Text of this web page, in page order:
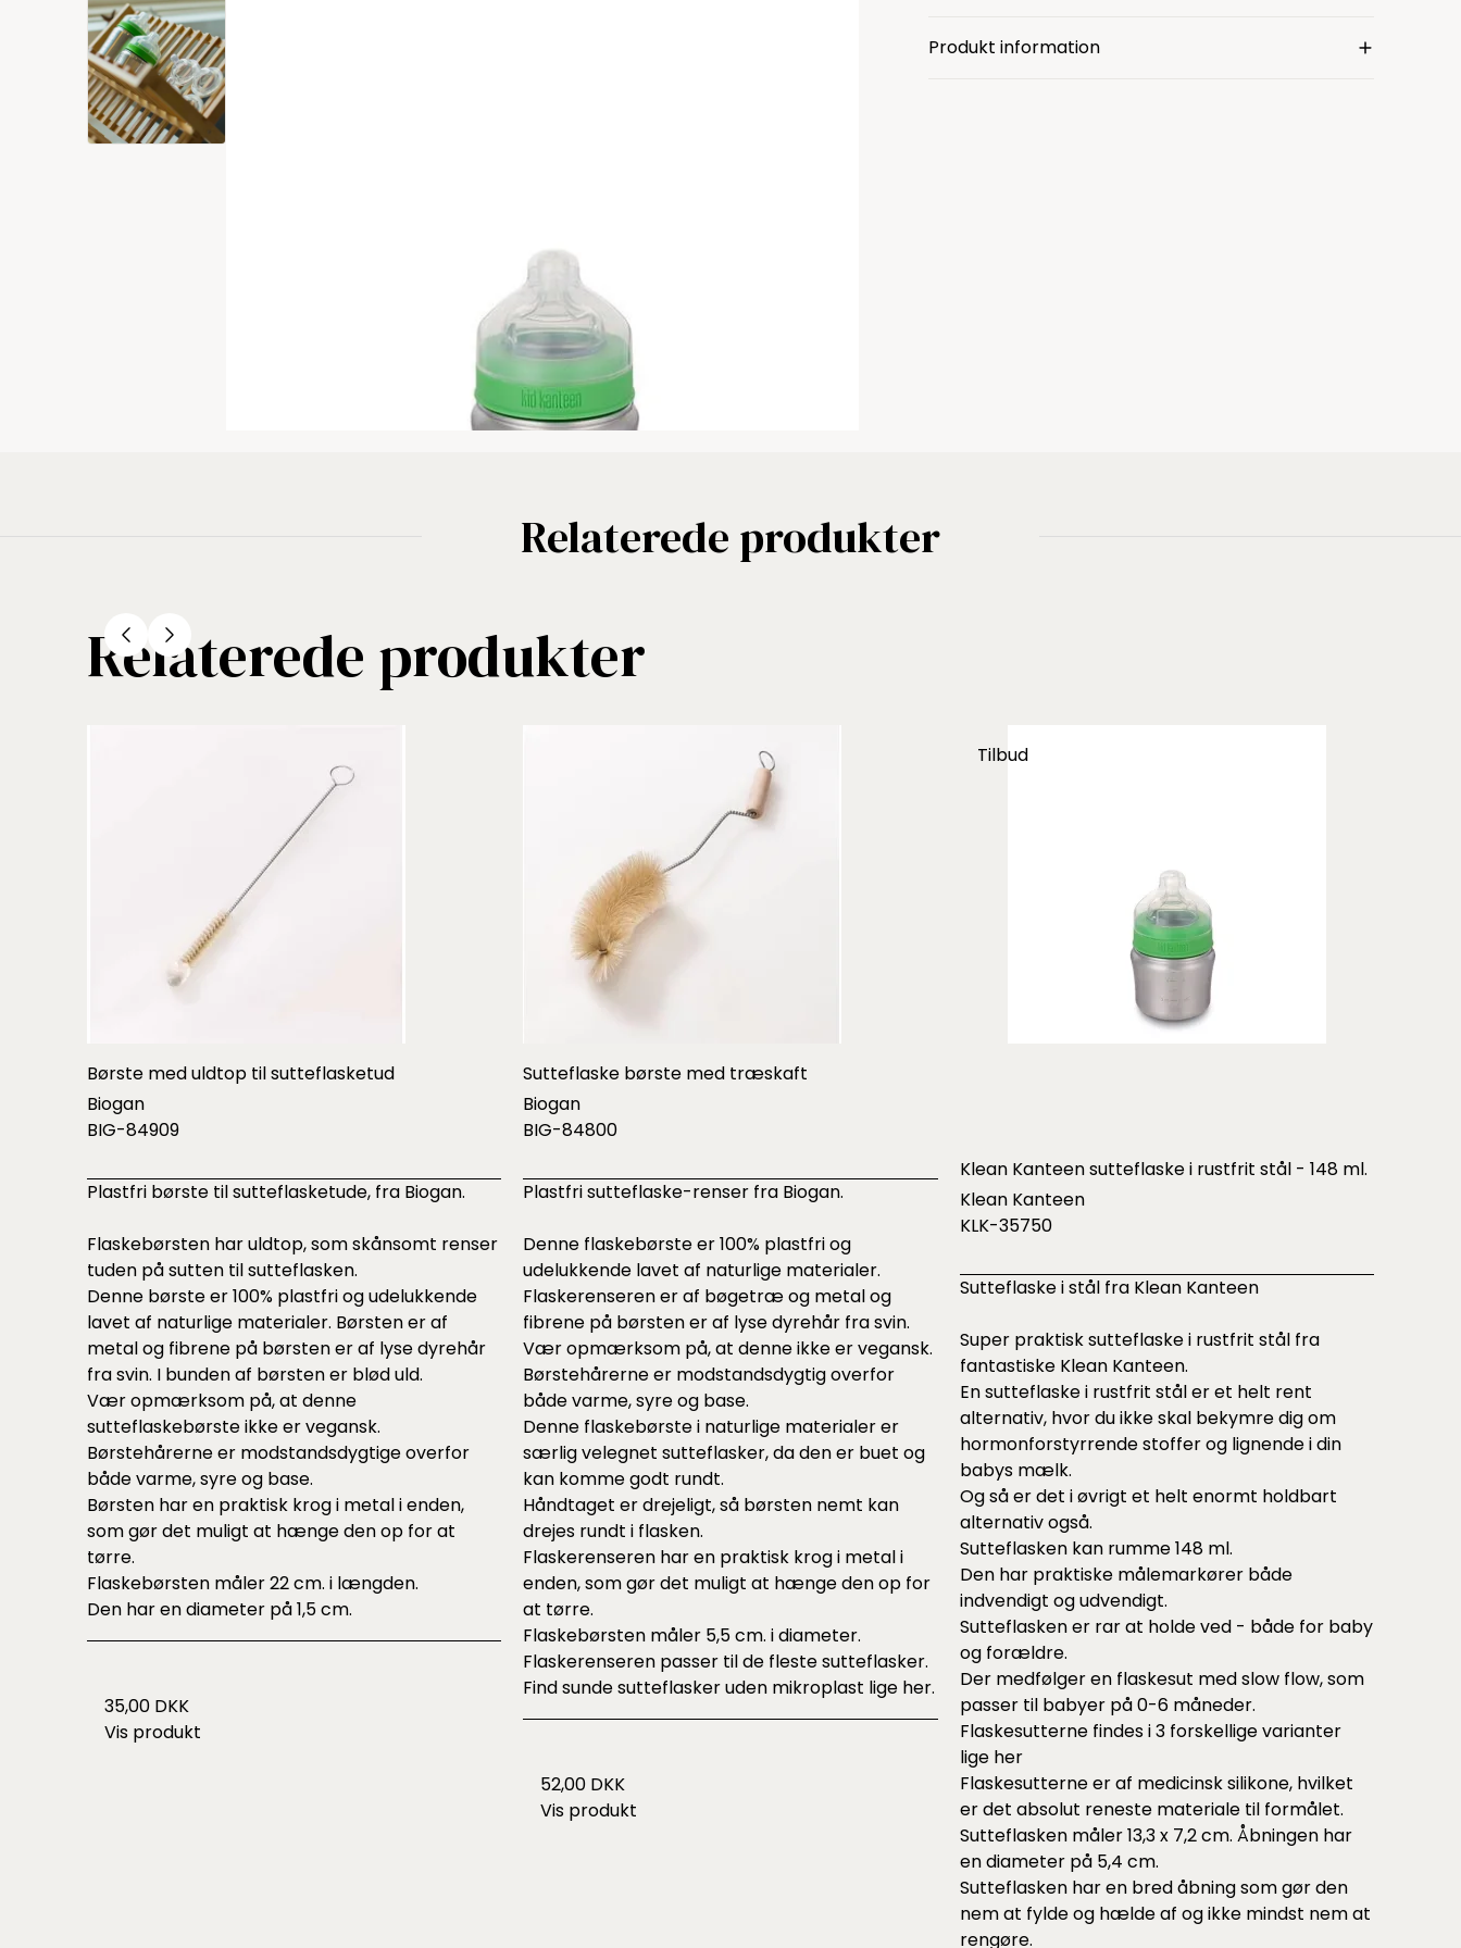
Produkt information
Relaterede produkter
Relaterede produkter
Børste med uldtop til sutteflasketud
Biogan
BIG-84909
Plastfri børste til sutteflasketude, fra Biogan.
Flaskebørsten har uldtop, som skånsomt renser
tuden på sutten til sutteflasken.
Denne børste er 100% plastfri og udelukkende
lavet af naturlige materialer. Børsten er af
metal og fibrene på børsten er af lyse dyrehår
fra svin. I bunden af børsten er blød uld.
Vær opmærksom på, at denne
sutteflaskebørste ikke er vegansk.
Børstehårerne er modstandsdygtige overfor
både varme, syre og base.
Børsten har en praktisk krog i metal i enden,
som gør det muligt at hænge den op for at
tørre.
Flaskebørsten måler 22 cm. i længden.
Den har en diameter på 1,5 cm.
35,00 DKK
Vis produkt
Sutteflaske børste med træskaft
Biogan
BIG-84800
Plastfri sutteflaske-renser fra Biogan.
Denne flaskebørste er 100% plastfri og
udelukkende lavet af naturlige materialer.
Flaskerenseren er af bøgetræ og metal og
fibrene på børsten er af lyse dyrehår fra svin.
Vær opmærksom på, at denne ikke er vegansk.
Børstehårerne er modstandsdygtig overfor
både varme, syre og base.
Denne flaskebørste i naturlige materialer er
særlig velegnet sutteflasker, da den er buet og
kan komme godt rundt.
Håndtaget er drejeligt, så børsten nemt kan
drejes rundt i flasken.
Flaskerenseren har en praktisk krog i metal i
enden, som gør det muligt at hænge den op for
at tørre.
Flaskebørsten måler 5,5 cm. i diameter.
Flaskerenseren passer til de fleste sutteflasker.
Findsunde sutteflaskeruden mikroplast lige her.
52,00 DKK
Vis produkt
Tilbud
Klean Kanteen sutteflaske i rustfrit stål - 148 ml.
Klean Kanteen
KLK-35750
Sutteflaske i stål fra Klean Kanteen
Super praktisk sutteflaske i rustfrit stål fra
fantastiske Klean Kanteen.
En sutteflaske i rustfrit stål er et helt rent
alternativ, hvor du ikke skal bekymre dig om
hormonforstyrrende stoffer og lignende i din
babys mælk.
Og så er det i øvrigt et helt enormt holdbart
alternativ også.
Sutteflasken kan rumme 148 ml.
Den har praktiske målemarkører både
indvendigt og udvendigt.
Sutteflasken er rar at holde ved - både for baby
og forældre.
Der medfølger en flaskesut med slow flow, som
passer til babyer på 0-6 måneder.
Flaskesutterne findes i 3 forskellige varianter
lige her
Flaskesutterne er af medicinsk silikone, hvilket
er det absolut reneste materiale til formålet.
Sutteflasken måler 13,3 x 7,2 cm. Åbningen har
en diameter på 5,4 cm.
Sutteflasken har en bred åbning som gør den
nem at fylde og hælde af og ikke mindst nem at
rengøre.